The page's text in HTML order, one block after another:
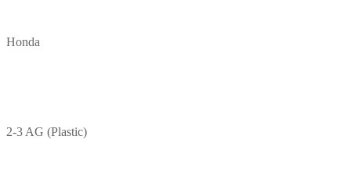
Honda
2-3 AG (Plastic)